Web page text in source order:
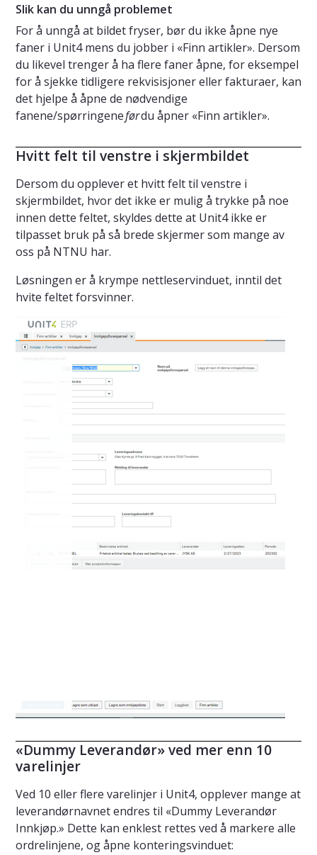
Slik kan du unngå problemet
For å unngå at bildet fryser, bør du ikke åpne nye
faner i Unit4 mens du jobber i «Finn artikler». Dersom
du likevel trenger å ha flere faner åpne, for eksempel
for å sjekke tidligere rekvisisjoner eller fakturaer, kan
det hjelpe å åpne de nødvendige
fanene/spørringeneførdu åpner «Finn artikler».
Hvitt felt til venstre i skjermbildet
Dersom du opplever et hvitt felt til venstre i
skjermbildet, hvor det ikke er mulig å trykke på noe
innen dette feltet, skyldes dette at Unit4 ikke er
tilpasset bruk på så brede skjermer som mange av
oss på NTNU har.
Løsningen er å krympe nettleservinduet, inntil det
hvite feltet forsvinner.
«Dummy Leverandør» ved mer enn 10
varelinjer
Ved 10 eller flere varelinjer i Unit4, opplever mange at
leverandørnavnet endres til «Dummy Leverandør
Innkjøp.» Dette kan enklest rettes ved å markere alle
ordrelinjene, og åpne konteringsvinduet: